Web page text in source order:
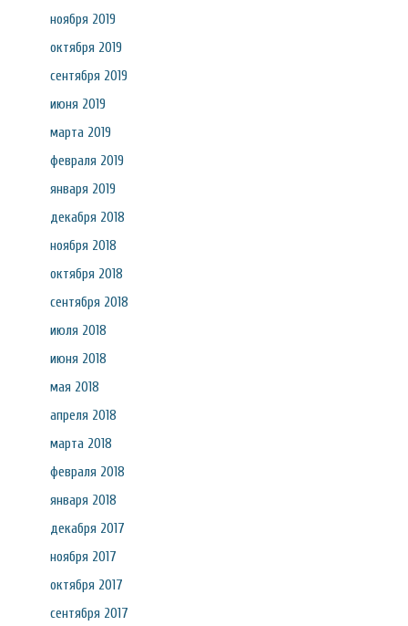
ноября 2019
октября 2019
сентября 2019
июня 2019
марта 2019
февраля 2019
января 2019
декабря 2018
ноября 2018
октября 2018
сентября 2018
июля 2018
июня 2018
мая 2018
апреля 2018
марта 2018
февраля 2018
января 2018
декабря 2017
ноября 2017
октября 2017
сентября 2017